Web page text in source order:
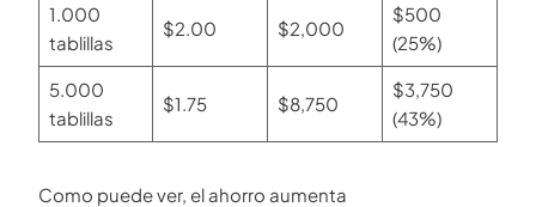
1.000
tablillas
$2.00 $2,000
$500
(25%)
5.000
tablillas
$1.75 $8,750
$3,750
(43%)
Como puede ver, el ahorro aumenta